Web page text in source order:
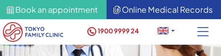
Book an appointment Online Medical Records
1900 9999 24